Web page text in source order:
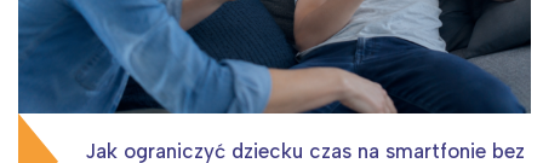
Jak ograniczyć dziecku czas na smartfonie bez